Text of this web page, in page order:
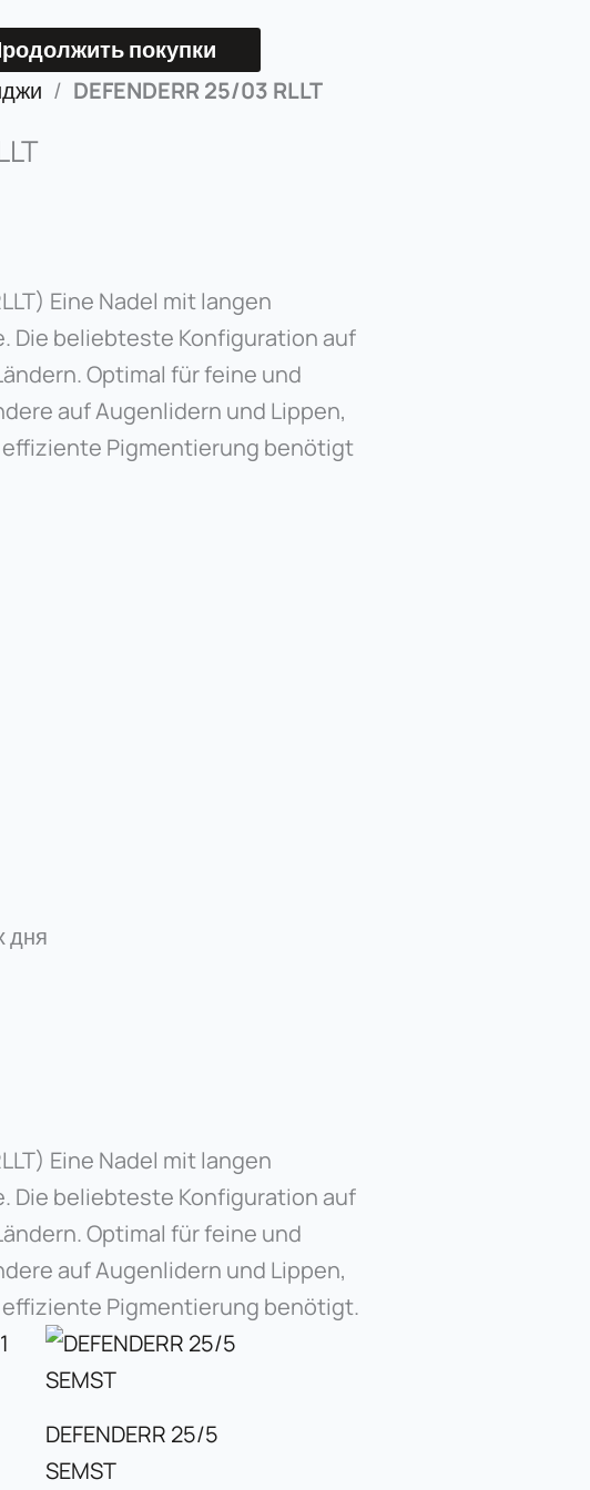
покупки
/ DEFENDERR 25/03 RLLT
Eine Nadel mit langen
Die beliebteste Konfiguration auf
Optimal für feine und
auf Augenlidern und Lippen,
Pigmentierung benötigt
дня
Eine Nadel mit langen
Die beliebteste Konfiguration auf
Optimal für feine und
auf Augenlidern und Lippen,
Pigmentierung benötigt.
DEFENDERR 25/5
SEMST